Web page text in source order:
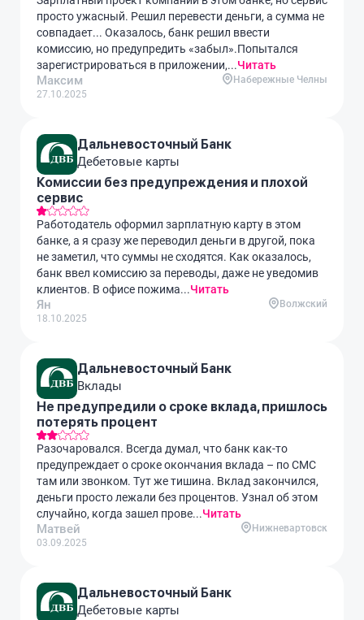
просто ужасный. Решил перевести деньги, а сумма не
совпадает... Оказалось, банк решил ввести
комиссию, но предупредить «забыл».Попытался
зарегистрироваться в приложении,...Читать
Максим
27.10.2025
Набережные Челны
Дальневосточный Банк
Дебетовые карты
Комиссии без предупреждения и плохой
сервис
Работодатель оформил зарплатную карту в этом
банке, а я сразу же переводил деньги в другой, пока
не заметил, что суммы не сходятся. Как оказалось,
банк ввел комиссию за переводы, даже не уведомив
клиентов. В офисе пожима...Читать
Ян
18.10.2025
Волжский
Дальневосточный Банк
Вклады
Не предупредили о сроке вклада, пришлось
потерять процент
Разочаровался. Всегда думал, что банк как-то
предупреждает о сроке окончания вклада – по СМС
там или звонком. Тут же тишина. Вклад закончился,
деньги просто лежали без процентов. Узнал об этом
случайно, когда зашел прове...Читать
Матвей
03.09.2025
Нижневартовск
Дальневосточный Банк
Дебетовые карты